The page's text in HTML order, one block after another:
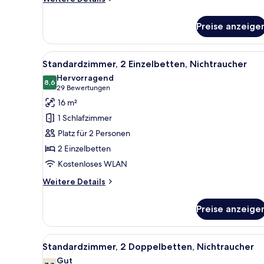
Single
Room
Preise
Alle
Fotos
für
Standardzimmer,
2 Einzelbetten,
Nichtraucher
anzeigen
Ein Hotelzimmer mit zwei
8
Standardzimmer, 2 Einzelbetten, Nichtraucher
8,68,6 von 10
Hervorragend
29 Bewertungen
(29
Bewertungen)
16 m²
1 Schlafzimmer
Platz für 2 Personen
2 Einzelbetten
Kostenloses WLAN
Weitere Details
Weitere
2 Einzelbetten,
Nichtraucher
Preise
Alle
Fotos
Ein Hotelzimmer mit zwei
9
Standardzimmer, 2 Doppelbetten, Nichtraucher
Gut